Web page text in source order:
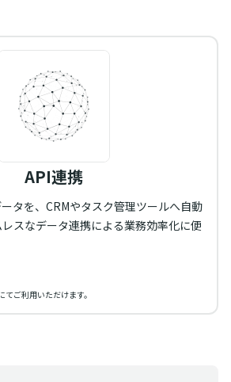
API連携
タを、CRMやタスク管理ツールへ自動
スなデータ連携による業務効率化に便
ご利用いただけます。